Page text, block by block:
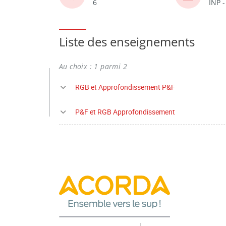
6 INP
Liste des enseignements
Au choix : 1 parmi 2
RGB et Approfondissement P&F
P&F et RGB Approfondissement